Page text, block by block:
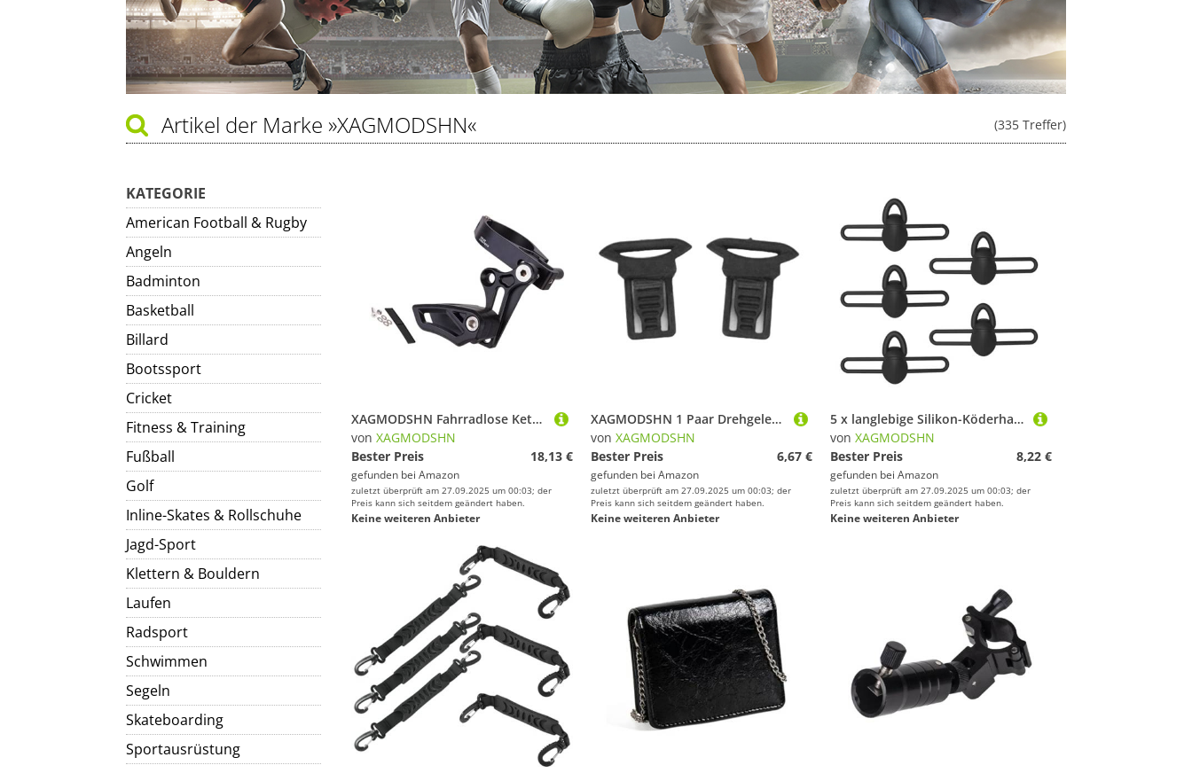
(335 Treffer)
Artikel der Marke »XAGMODSHN«
KATEGORIE
American Football & Rugby
Angeln
Badminton
Basketball
Billard
Bootssport
Cricket
Fitness & Training
Fußball
Golf
Inline-Skates & Rollschuhe
Jagd-Sport
Klettern & Bouldern
Laufen
Radsport
Schwimmen
Segeln
Skateboarding
Sportausrüstung
XAGMODSHN Fahrradlose Kettenführung, verstellbare Einzel-Kurbelgarnitur, Fahrrad-Schutz, Fallfänger, 31,8 - 34,9 Klemmen, Fahrradführung
von XAGMODSHN
Bester Preis
18,13 €
gefunden bei Amazon
zuletzt überprüft am 27.09.2025 um 00:03; der
Preis kann sich seitdem geändert haben.
Keine weiteren Anbieter
XAGMODSHN 1 Paar Drehgelenke, Brillenclip, taktische Helme, seitliche Drehgelenke, Brillen-Clip, drehbare Klemmen, Brillen-Schnallen für den Außenbereich
von XAGMODSHN
Bester Preis
6,67 €
gefunden bei Amazon
zuletzt überprüft am 27.09.2025 um 00:03; der
Preis kann sich seitdem geändert haben.
Keine weiteren Anbieter
5 x langlebige Silikon-Köderhakenhalter für Angelausrüstung
von XAGMODSHN
Bester Preis
8,22 €
gefunden bei Amazon
zuletzt überprüft am 27.09.2025 um 00:03; der
Preis kann sich seitdem geändert haben.
Keine weiteren Anbieter